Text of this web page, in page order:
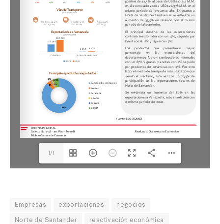
1/1
Empresas exportaciones negocios
Norte de Santander reactivación económica